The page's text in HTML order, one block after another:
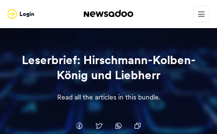
Login
Leserbrief: Hirschmann-Kolben-
König und Liebherr
Read all the articles in this bundle.